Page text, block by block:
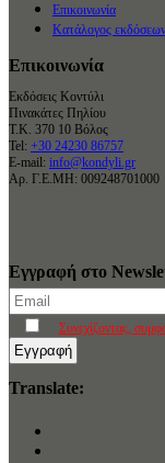
Επικοινωνία
Κατάλογος εκδόσεων
Επικοινωνία
Εκδόσεις Κοντύλι
Πινακάτες Πηλίου
Τ.Κ. 370 10 Βόλος
Tel: +30 24230 86757
E-mail: info@kondyli.gr
Αρ. Γ.Ε.ΜΗ: 009248701000
Εγγραφή στο
Συνεχίζοντας,
Translate: